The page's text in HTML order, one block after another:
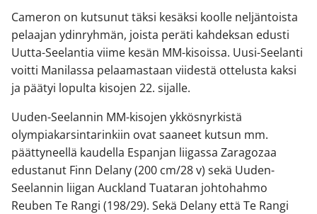
Cameron on kutsunut täksi kesäksi koolle neljäntoista
pelaajan ydinryhmän, joista peräti kahdeksan edusti
Uutta-Seelantia viime kesän MM-kisoissa. Uusi-Seelanti
voitti Manilassa pelaamastaan viidestä ottelusta kaksi
ja päätyi lopulta kisojen 22. sijalle.
Uuden-Seelannin MM-kisojen ykkösnyrkistä
olympiakarsintarinkiin ovat saaneet kutsun mm.
päättyneellä kaudella Espanjan liigassa Zaragozaa
edustanut Finn Delany (200 cm/28 v) sekä Uuden-
Seelannin liigan Auckland Tuataran johtohahmo
Reuben Te Rangi (198/29). Sekä Delany että Te Rangi